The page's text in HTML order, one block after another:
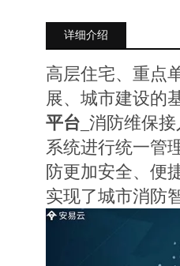
详细介绍
高层住宅、重点
展、城市建设的
平台 _消防维保
系统进行统一管
防更加安全、便
实现了城市消防